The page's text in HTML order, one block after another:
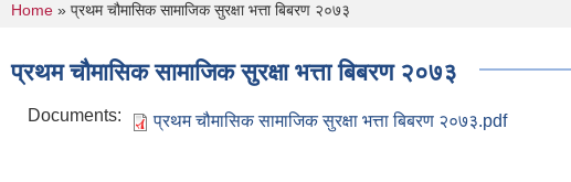
You are here
Home » प्रथम चौमासिक सामाजिक सुरक्षा भत्ता बिबरण २०७३
प्रथम चौमासिक सामाजिक सुरक्षा भत्ता बिबरण २०७३
Documents: प्रथम चौमासिक सामाजिक सुरक्षा भत्ता बिबरण २०७३.pdf